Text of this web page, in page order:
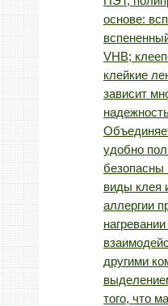
основе:
VHB;
клейкие
зависит
удобно
безопасны
виды клея
аллергии
другими
того, что